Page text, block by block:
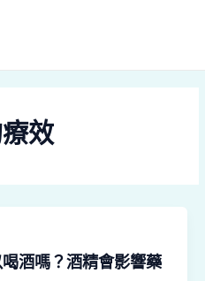
效
酒嗎？酒精會影響藥